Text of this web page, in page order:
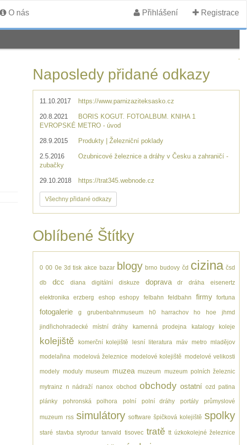
O nás Přihlášení Registrace
Naposledy přidané odkazy
11.10.2017 https://www.parnizaziteksasko.cz
20.8.2021
BORIS KOGUT. FOTOALBUM. KNIHA 1
EVROPSKÉ METRO - úvod
28.9.2015 Produkty | Železniční poklady
2.5.2016
Ozubnicové železnice a dráhy v Česku a zahraničí -
zubačky
29.10.2018 https://trat345.webnode.cz
Všechny přidané odkazy
Oblíbené Štítky
0 00 0e 3d tisk akce bazar blogy brno budovy čd cizina čsd
db dcc diana digitální diskuze doprava dr dráha eisenertz
elektronika erzberg eshop eshopy felbahn feldbahn firmy fortuna
fotogalerie g grubenbahnmuseum h0 harrachov ho hoe jhmd
jindřichohradecké místní dráhy kamenná prodejna katalogy koleje
kolejiště komerční kolejiště lesní literatura máv metro mladějov
modelařina modelová železnice modelové kolejiště modelové velikosti
modely moduly museum muzea muzeum muzeum polních železnic
mytrainz n nádraží nanox obchod obchody ostatní ozd patina
plánky pohronská polhora polní polní dráhy portály průmyslové
muzeum rss simulátory software špičková kolejiště spolky
staré stavba styrodur tanvald tisovec tratě tt úzkokolejné železnice